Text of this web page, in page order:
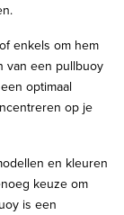
enkels om hem
van een pullbuoy
optimaal
op je
en kleuren
keuze om
is een